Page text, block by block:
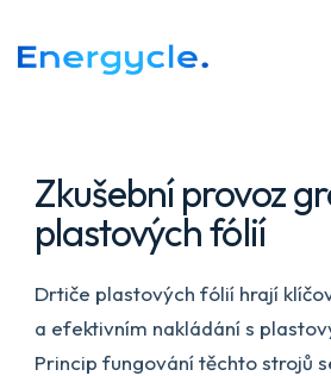
obalové
fólie
Zkušební provoz
plastových fólií
Drtiče plastových fólií hrají
a efektivním nakládání s
Princip fungování těchto strojů